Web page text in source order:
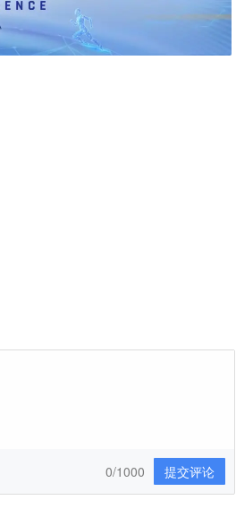
提交评论
0/1000